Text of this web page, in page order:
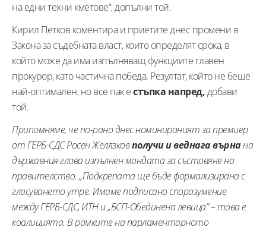
на едни техни кметове“, допълни той.
Кирил Петков коментира и приетите днес промени в
Закона за съдебната власт, които определят срока, в
който може да има изпълняващ функциите главен
прокурор, като частична победа. Резултат, който не беше
най-оптимален, но все пак естъпка напред,добави
той.
Припомняме, че по-рано днес номинираният за премиер
от ГЕРБ-СДС Росен Желязковполучи и веднага върнана
държавния глава изпълнен мандата за съставяне на
правителство. „Подкрепата ще бъде формализирана с
гласуването утре. Имаме подписано споразумение
между ГЕРБ-СДС, ИТН и „БСП-Обединена левица” – това е
коалицията. В рамките на парламентарното